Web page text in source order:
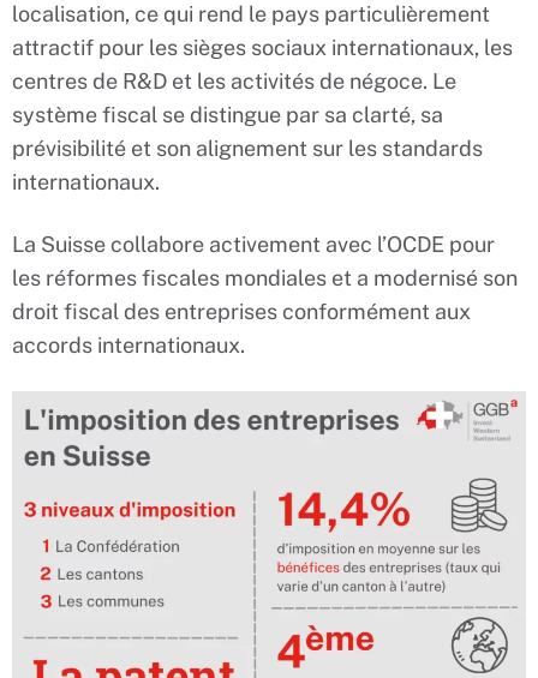
localisation, ce qui rend le pays particulièrement
attractif pour les sièges sociaux internationaux, les
centres de R&D et les activités de négoce. Le
système fiscal se distingue par sa clarté, sa
prévisibilité et son alignement sur les standards
internationaux.
La Suisse collabore activement avec l’OCDE pour
les réformes fiscales mondiales et a modernisé son
droit fiscal des entreprises conformément aux
accords internationaux.